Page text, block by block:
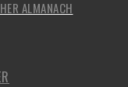
ALMANACH